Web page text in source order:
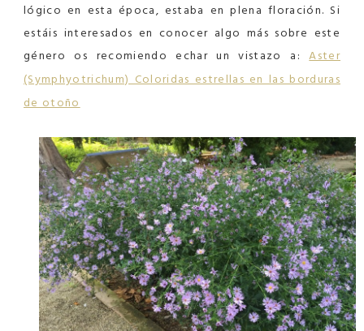
lógico en esta época, estaba en plena floración. Si
estáis interesados en conocer algo más sobre este
género os recomiendo echar un vistazo a:Aster
(Symphyotrichum) Coloridas estrellas en las borduras
de otoño